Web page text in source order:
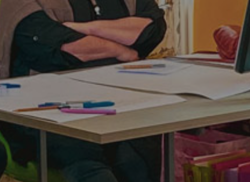
Espace
de coWORKing
À BÉDÉE